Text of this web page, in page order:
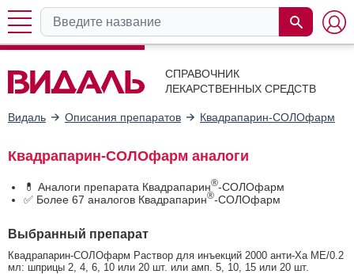
СПРАВОЧНИК
ЛЕКАРСТВЕННЫХ СРЕДСТВ
Видаль Описания препаратов Квадрапарин-СОЛОфарм
Квадрапарин-СОЛОфарм аналоги
💊 Аналоги препарата Квадрапарин®-СОЛОфарм
✅ Более 67 аналогов Квадрапарин®-СОЛОфарм
Выбранный препарат
Квадрапарин-СОЛОфарм Раствор для инъекций 2000 анти-Ха МЕ/0.2
мл: шприцы 2, 4, 6, 10 или 20 шт. или амп. 5, 10, 15 или 20 шт.